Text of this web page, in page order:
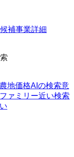
補事業詳細
農地価格AIの検索意
ァミリー近い検索